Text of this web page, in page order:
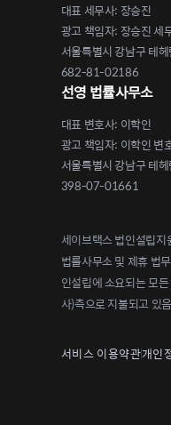
대표 세무사: 장승진
광고 책임자: 장승진 세
서울특별시 강남구 테
682-81-02186
선영 법률사무소
대표 변호사: 이학인
광고 책임자: 이학인 변
서울특별시 강남구 테
398-07-01661
세이브택스 법인설립지
법률사무소 및 제휴 법
인설립에 소요되는 모
사)측으로 지불되고 있
서비스 이용약관개인